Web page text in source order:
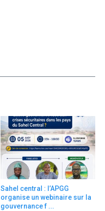
Sahel central : l’APGG
organise un webinaire sur la
gouvernance f ...